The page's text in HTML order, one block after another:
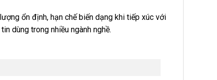
ổn định, hạn chế biến dạng khi tiếp xúc với
dùng trong nhiều ngành nghề.